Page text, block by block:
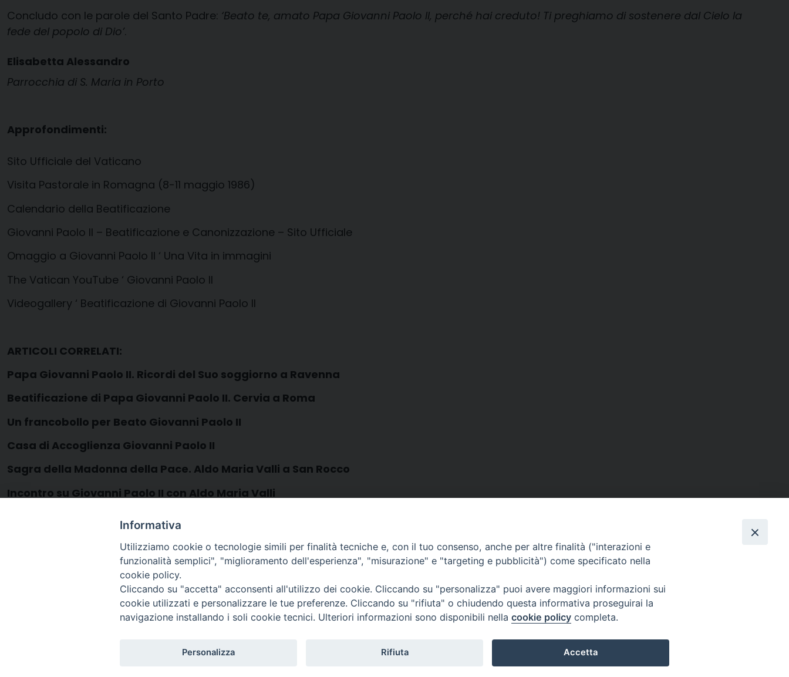
Concludo con le parole del Santo Padre: ‘Beato te, amato Papa Giovanni Paolo II, perché hai creduto! Ti preghiamo di sostenere dal Cielo la
fede del popolo di Dio’.
Elisabetta Alessandro
Parrocchia di S. Maria in Porto
Approfondimenti:
Sito Ufficiale del Vaticano
Visita Pastorale in Romagna (8-11 maggio 1986)
Calendario della Beatificazione
Giovanni Paolo II – Beatificazione e Canonizzazione – Sito Ufficiale
Omaggio a Giovanni Paolo II ‘ Una Vita in immagini
The Vatican YouTube ‘ Giovanni Paolo II
Videogallery ‘ Beatificazione di Giovanni Paolo II
ARTICOLI CORRELATI:
Papa Giovanni Paolo II. Ricordi del Suo soggiorno a Ravenna
Beatificazione di Papa Giovanni Paolo II. Cervia a Roma
Un francobollo per Beato Giovanni Paolo II
Casa di Accoglienza Giovanni Paolo II
Sagra della Madonna della Pace. Aldo Maria Valli a San Rocco
Incontro su Giovanni Paolo II con Aldo Maria Valli
Beato Giovanni Paolo II: un Papa nella storia
Arcidiocesi di Ravenna-Cervia CONTATTI
curia@diocesiravennacervia.it
Per segnalazioni tecniche e aggiornamenti:
Informativa
Utilizziamo cookie o tecnologie simili per finalità tecniche e, con il tuo consenso, anche per altre finalità ("interazioni e
funzionalità semplici", "miglioramento dell'esperienza", "misurazione" e "targeting e pubblicità") come specificato nella
cookie policy.
Cliccando su "accetta" acconsenti all'utilizzo dei cookie. Cliccando su "personalizza" puoi avere maggiori informazioni sui
cookie utilizzati e personalizzare le tue preferenze. Cliccando su "rifiuta" o chiudendo questa informativa proseguirai la
navigazione installando i soli cookie tecnici. Ulteriori informazioni sono disponibili nella cookie policy completa.
Personalizza Rifiuta Accetta